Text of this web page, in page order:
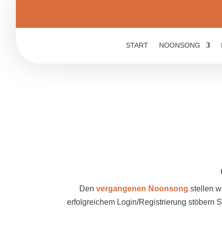
START NOONSONG
Den vergangenen Noonsong stellen
erfolgreichem Login/Registrierung stöbern